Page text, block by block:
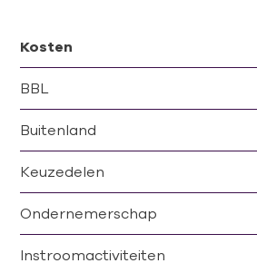
Kosten
BBL
Buitenland
Keuzedelen
Ondernemerschap
Instroomactiviteiten